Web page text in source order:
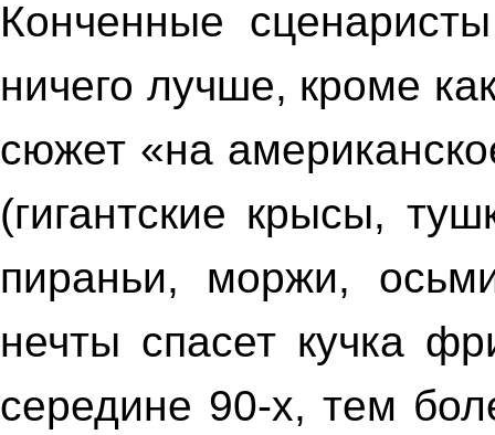
Конченные
ничего лучше, кроме
сюжет «на
(гигантские крысы,
пираньи, моржи,
нечты спасет кучка
середине 90-х, тем